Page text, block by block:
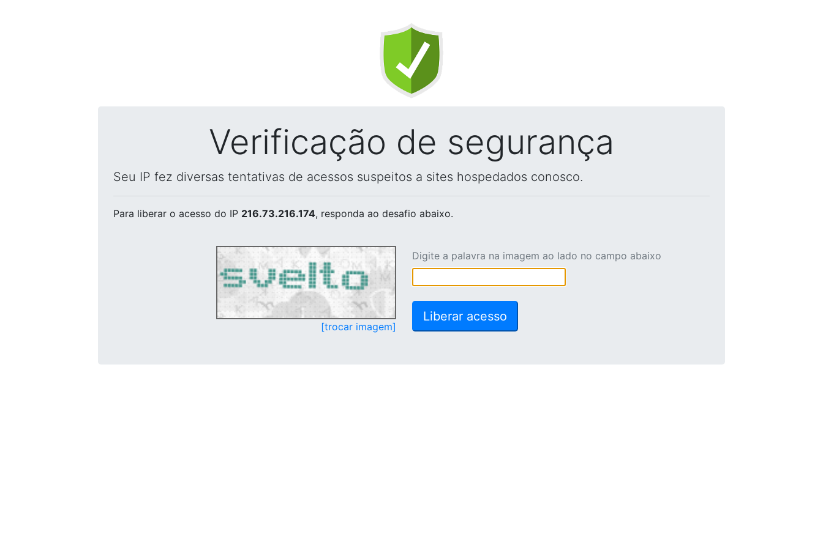
Verificação de segurança
Seu IP fez diversas tentativas de acessos suspeitos a sites hospedados conosco.
Para liberar o acesso do IP 216.73.216.174, responda ao desafio abaixo.
[trocar imagem]
Digite a palavra na imagem ao lado no campo abaixo